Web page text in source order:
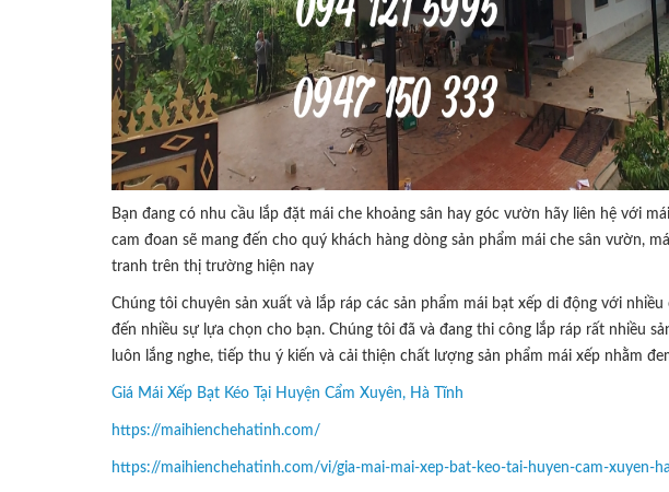
Bạn đang có nhu cầu lắp đặt mái che khoảng sân hay góc vườn hãy liên hệ với
cam đoan sẽ mang đến cho quý khách hàng dòng sản phẩm mái che sân vườn,
tranh trên thị trường hiện nay
Chúng tôi chuyên sản xuất và lắp ráp các sản phẩm mái bạt xếp di động với
đến nhiều sự lựa chọn cho bạn. Chúng tôi đã và đang thi công lắp ráp rất nhiều
luôn lắng nghe, tiếp thu ý kiến và cải thiện chất lượng sản phẩm mái xếp nhằm
Giá Mái Xếp Bạt Kéo Tại Huyện Cẩm Xuyên, Hà Tĩnh
https://maihienchehatinh.com/
https://maihienchehatinh.com/vi/gia-mai-mai-xep-bat-keo-tai-huyen-cam-xuyen-